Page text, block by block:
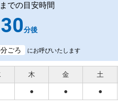
での目安時間
30分後
分ごろ にお呼びいたします
木 金 土
● ● ●